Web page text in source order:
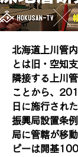
北海道上川管
とは旧・空知
隣接する上川
ことから、
日に施行され
振興局設置条
局に管轄が移
ピーは開基